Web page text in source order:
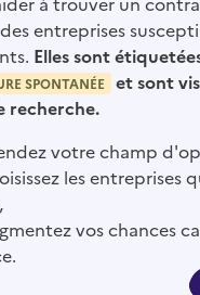
entreprises
Elles sont
SPONTANÉE
et sont
recherche.
votre champ
les entreprises
vos chances